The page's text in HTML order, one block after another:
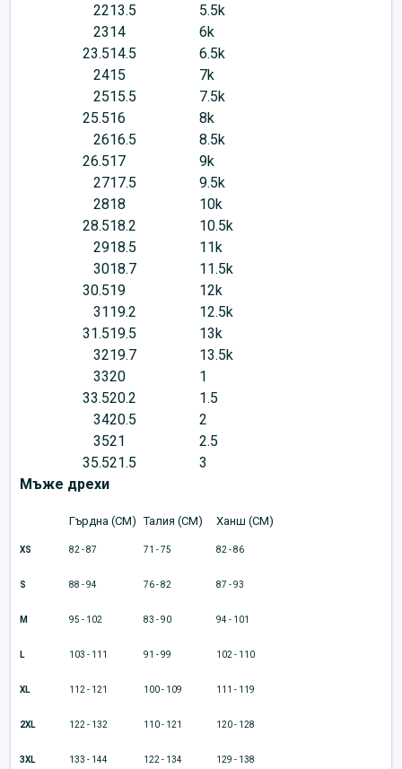
2213.5
5.5k
2314
6k
23.514.5
6.5k
2415
7k
2515.5
7.5k
25.516
8k
2616.5
8.5k
26.517
9k
2717.5
9.5k
2818
10k
28.518.2
10.5k
2918.5
11k
3018.7
11.5k
30.519
12k
3119.2
12.5k
31.519.5
13k
3219.7
13.5k
3320
1
33.520.2
1.5
3420.5
2
3521
2.5
35.521.5
3
Мъже дрехи
Гърдна (CM) Талия (CM) Ханш (CM)
XS 82 - 87 71 - 75 82 - 86
S 88 - 94 76 - 82 87 - 93
M 95 - 102 83 - 90 94 - 101
L 103 - 111 91 - 99 102 - 110
XL 112 - 121 100 - 109 111 - 119
2XL 122 - 132 110 - 121 120 - 128
3XL 133 - 144 122 - 134 129 - 138